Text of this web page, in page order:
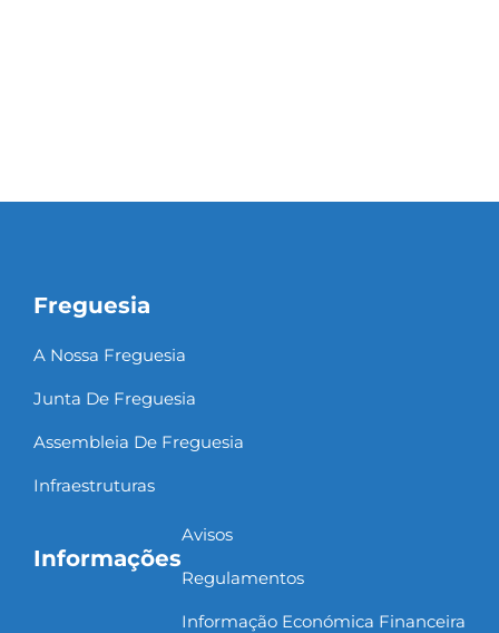
Freguesia
A Nossa Freguesia
Junta De Freguesia
Assembleia De Freguesia
Infraestruturas
Informações
Avisos
Regulamentos
Informação Económica Financeira